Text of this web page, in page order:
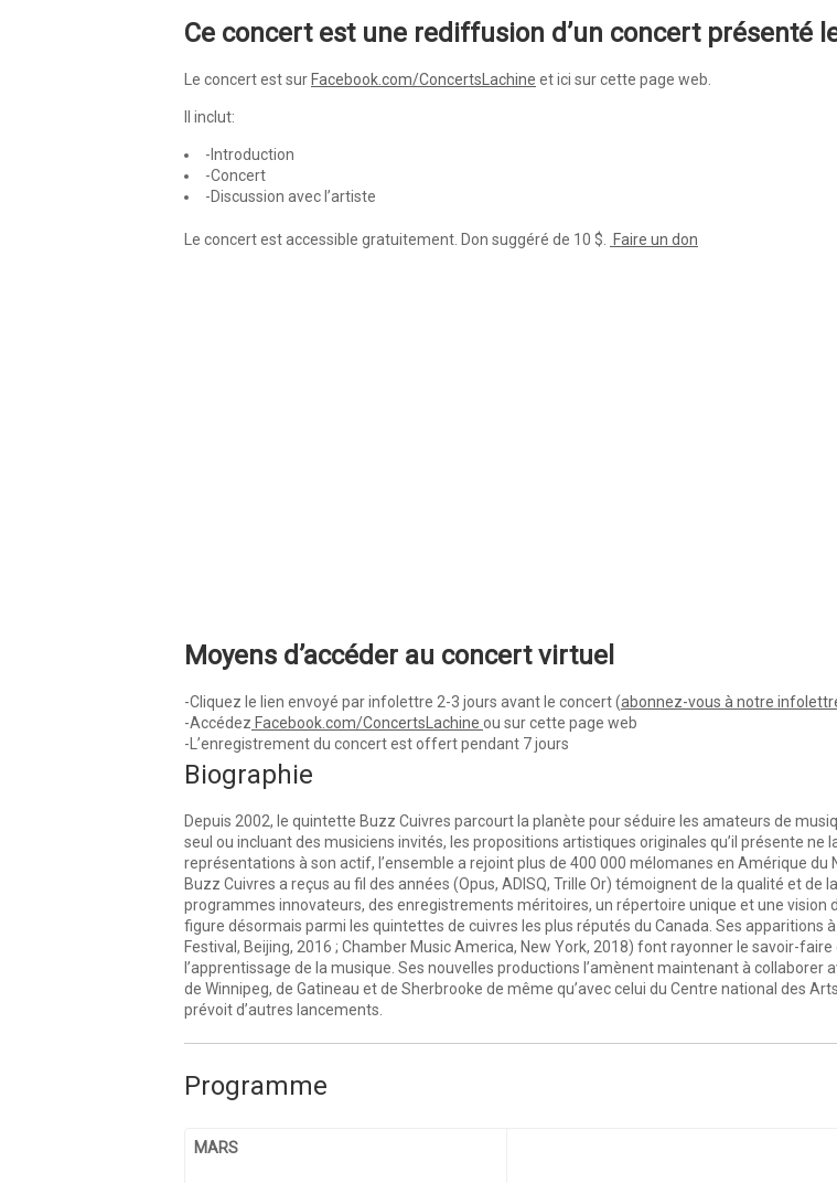
Ce concert est une rediffusion d’un concert présenté
Le concert est sur Facebook.com/ConcertsLachine et ici sur cette page web.
Il inclut:
-Introduction
-Concert
-Discussion avec l’artiste
Le concert est accessible gratuitement. Don suggéré de 10 $. Faire un don
Moyens d’accéder au concert virtuel
-Cliquez le lien envoyé par infolettre 2-3 jours avant le concert (abonnez-vous à notre
-Accédez Facebook.com/ConcertsLachine ou sur cette page web
-L’enregistrement du concert est offert pendant 7 jours
Biographie
Depuis 2002, le quintette Buzz Cuivres parcourt la planète pour séduire les amateurs de
seul ou incluant des musiciens invités, les propositions artistiques originales qu’il présente
représentations à son actif, l’ensemble a rejoint plus de 400 000 mélomanes en Amérique
Buzz Cuivres a reçus au fil des années (Opus, ADISQ, Trille Or) témoignent de la qualité et
programmes innovateurs, des enregistrements méritoires, un répertoire unique et une vision
figure désormais parmi les quintettes de cuivres les plus réputés du Canada. Ses apparitions
Festival, Beijing, 2016 ; Chamber Music America, New York, 2018) font rayonner le savoir-
l’apprentissage de la musique. Ses nouvelles productions l’amènent maintenant à
de Winnipeg, de Gatineau et de Sherbrooke de même qu’avec celui du Centre national des
prévoit d’autres lancements.
Programme
MARS